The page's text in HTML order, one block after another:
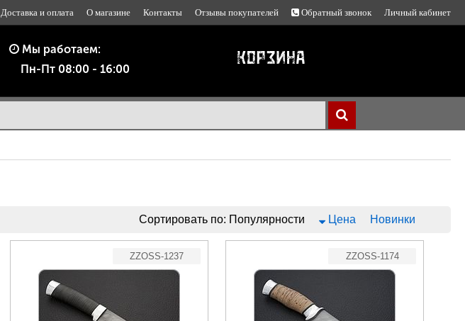
Доставка и оплата О магазине Контакты Отзывы покупателей Обратный звонок Личный кабинет
Мы работаем:
Пн-Пт 08:00 - 16:00
Сортировать по: Популярности Цена Новинки
ZZOSS-1237 ZZOSS-1174